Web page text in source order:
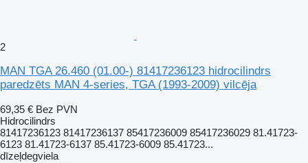
2
MAN TGA 26.460 (01.00-) 81417236123 hidrocilindrs
paredzēts MAN 4-series, TGA (1993-2009) vilcēja
69,35 € Bez PVN
Hidrocilindrs
81417236123 81417236137 85417236009 85417236029 81.41723-
6123 81.41723-6137 85.41723-6009 85.41723...
dīzeļdegviela